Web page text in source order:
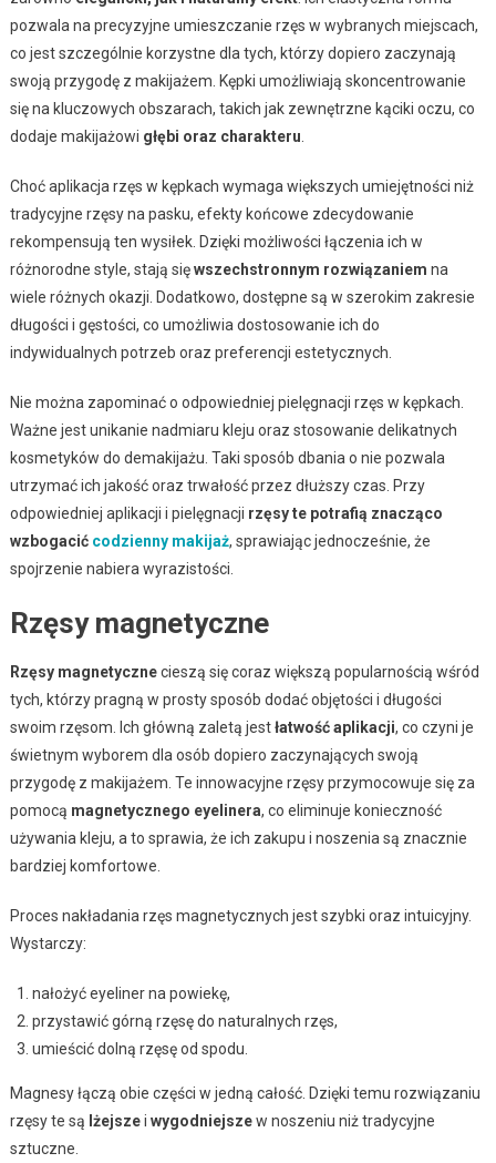
pozwala na precyzyjne umieszczanie rzęs w wybranych miejscach,
co jest szczególnie korzystne dla tych, którzy dopiero zaczynają
swoją przygodę z makijażem. Kępki umożliwiają skoncentrowanie
się na kluczowych obszarach, takich jak zewnętrzne kąciki oczu, co
dodaje makijażowi głębi oraz charakteru
Choć aplikacja rzęs w kępkach wymaga większych umiejętności niż
tradycyjne rzęsy na pasku, efekty końcowe zdecydowanie
rekompensują ten wysiłek. Dzięki możliwości łączenia ich w
różnorodne style, stają sięwszechstronnym rozwiązaniem na
wiele różnych okazji. Dodatkowo, dostępne są w szerokim zakresie
długości i gęstości, co umożliwia dostosowanie ich do
indywidualnych potrzeb oraz preferencji estetycznych.
Nie można zapominać o odpowiedniej pielęgnacji rzęs w kępkach.
Ważne jest unikanie nadmiaru kleju oraz stosowanie delikatnych
kosmetyków do demakijażu. Taki sposób dbania o nie pozwala
utrzymać ich jakość oraz trwałość przez dłuższy czas. Przy
odpowiedniej aplikacji i pielęgnacji rzęsy te potrafią znacząco
wzbogacić codzienny makijaż, sprawiając jednocześnie, że
spojrzenie nabiera wyrazistości.
Rzęsy magnetyczne
Rzęsy magnetycznecieszą się coraz większą popularnością wśród
tych, którzy pragną w prosty sposób dodać objętości i długości
swoim rzęsom. Ich główną zaletą jestłatwość aplikacji, co czyni je
świetnym wyborem dla osób dopiero zaczynających swoją
przygodę z makijażem. Te innowacyjne rzęsy przymocowuje się za
pomocą magnetycznego eyelinera, co eliminuje konieczność
używania kleju, a to sprawia, że ich zakupu i noszenia są znacznie
bardziej komfortowe.
Proces nakładania rzęs magnetycznych jest szybki oraz intuicyjny.
Wystarczy:
nałożyć eyeliner na powiekę,
przystawić górną rzęsę do naturalnych rzęs,
umieścić dolną rzęsę od spodu.
Magnesy łączą obie części w jedną całość. Dzięki temu rozwiązaniu
rzęsy te są lżejszei wygodniejszew noszeniu niż tradycyjne
sztuczne.